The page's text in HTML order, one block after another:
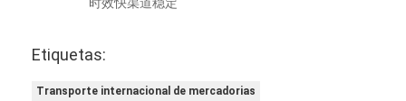
Etiquetas:
Transporte internacional de mercadorias